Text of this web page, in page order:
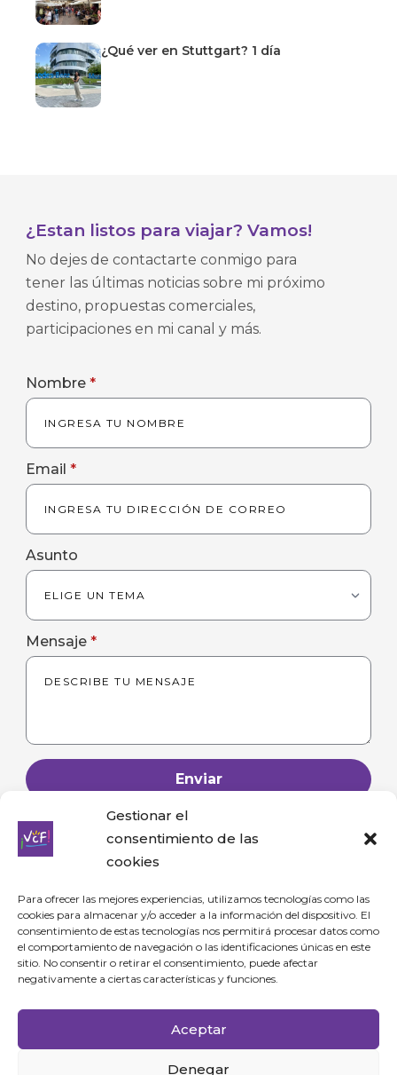
Gestionar el
consentimiento de las
cookies
Para ofrecer las mejores experiencias, utilizamos tecnologías como las
cookies para almacenar y/o acceder a la información del dispositivo. El
consentimiento de estas tecnologías nos permitirá procesar datos como
el comportamiento de navegación o las identificaciones únicas en este
sitio. No consentir o retirar el consentimiento, puede afectar
negativamente a ciertas características y funciones.
Aceptar
Denegar
¿Qué ver en Stuttgart? 1 día
¿Estan listos para viajar? Vamos!
No dejes de contactarte conmigo para
tener las últimas noticias sobre mi próximo
destino, propuestas comerciales,
participaciones en mi canal y más.
Nombre *
Email *
Asunto
Mensaje *
Enviar
Para consultas y comerciales puedes enviarme un correo a
info@viajamosconfer.com
Blog Contacto